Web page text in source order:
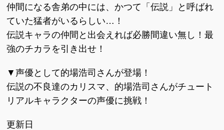
仲間になる舎弟の中には、かつて「伝説」と呼ばれ
ていた猛者がいるらしい…！
伝説キャラの仲間と出会えれば必勝間違い無し！最
強のチカラを引き出せ！
▼声優として的場浩司さんが登場！
伝説の不良達のカリスマ、的場浩司さんがチュート
リアルキャラクターの声優に挑戦！
更新日